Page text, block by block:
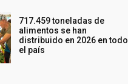
717.459 toneladas de
alimentos se han
distribuido en 2026 en todo
el país